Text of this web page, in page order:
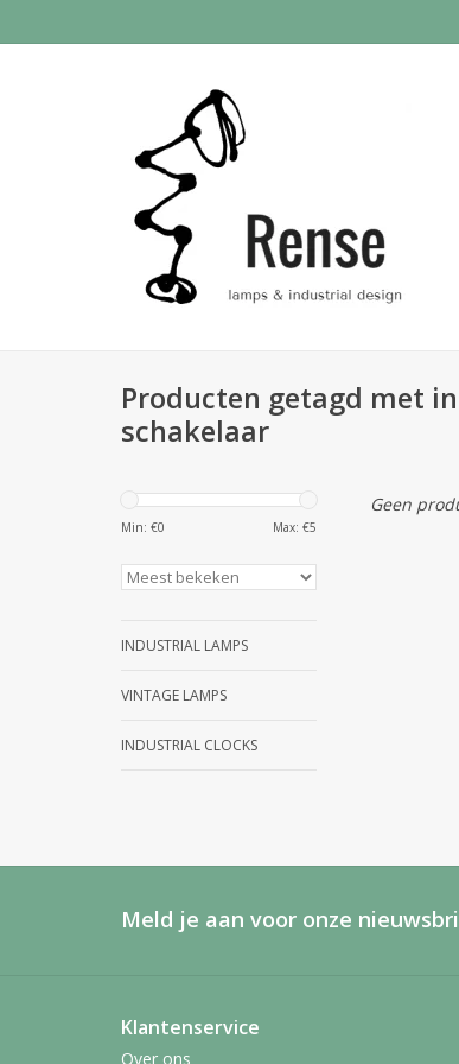
Producten getagd met
schakelaar
Min: €0 Max: €5
INDUSTRIAL LAMPS
VINTAGE LAMPS
INDUSTRIAL CLOCKS
Geen
Meld je aan voor onze
Klantenservice
Over ons